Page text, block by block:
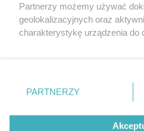
© 2026 Grupa
Partnerzy możemy używać
geolokalizacyjnych oraz
charakterystykę urządzenia do
zmienić/wycofać klikając
znajdujący się w lewym dolnym
rodzaje przetwarzania danych
użytkownika, ale masz prawo
PARTNERZY